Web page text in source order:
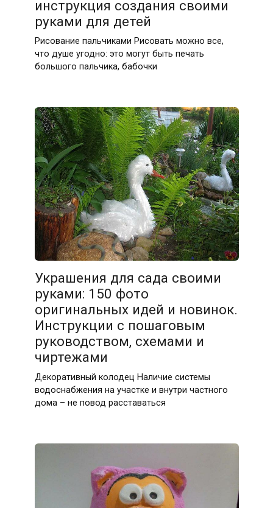
инструкция создания своими
руками для детей
Рисование пальчиками Рисовать можно все,
что душе угодно: это могут быть печать
большого пальчика, бабочки
Украшения для сада своими
руками: 150 фото
оригинальных идей и новинок.
Инструкции с пошаговым
руководством, схемами и
чиртежами
Декоративный колодец Наличие системы
водоснабжения на участке и внутри частного
дома – не повод расставаться